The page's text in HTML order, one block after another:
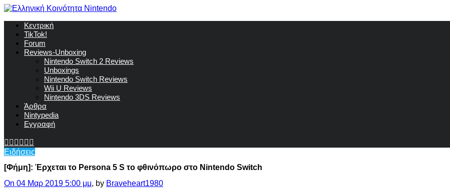
Κεντρική
TikTok!
Forum
Reviews-Unboxing
Nintendo Switch 2 Reviews
Unboxings
Nintendo Switch Reviews
Wii U Reviews
Nintendo 3DS Reviews
Άρθρα
Nintypedia
Εγγραφή
Ειδήσεις
[Φήμη]: Έρχεται το Persona 5 S το φθινόπωρο στο Nintendo Switch
On 04 Μαρ 2019 5:00 μμ, by Braveheart1980